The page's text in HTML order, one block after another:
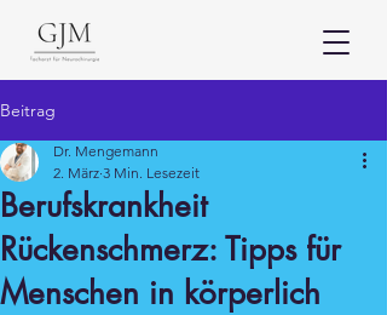
Beitrag
Berufskrankheit
Rückenschmerz: Tipps für
Menschen in körperlich
Dr. Mengemann
2. März 3 Min. Lesezeit